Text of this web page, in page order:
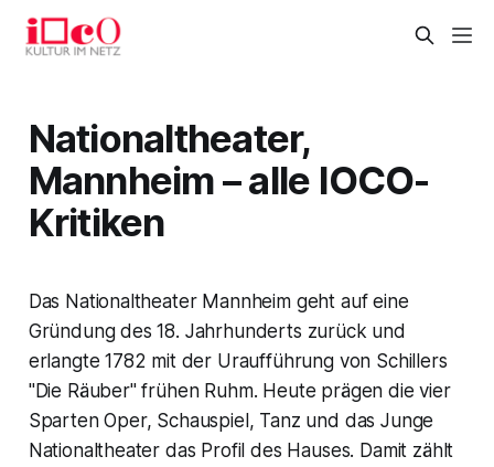
Nationaltheater,
Mannheim – alle IOCO-
Kritiken
Das Nationaltheater Mannheim geht auf eine
Gründung des 18. Jahrhunderts zurück und
erlangte 1782 mit der Uraufführung von Schillers
"Die Räuber" frühen Ruhm. Heute prägen die vier
Sparten Oper, Schauspiel, Tanz und das Junge
Nationaltheater das Profil des Hauses. Damit zählt